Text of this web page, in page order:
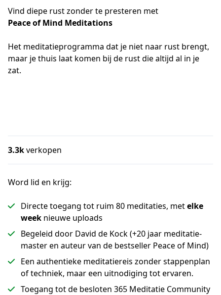
Vind diepe rust zonder te presteren met
Peace of Mind Meditations
Het meditatieprogramma dat je niet naar rust brengt,
maar je thuis laat komen bij de rust die altijd al in je
zat.
3.3kverkopen
Word lid en krijg:
Directe toegang tot ruim 80 meditaties, metelke
week nieuwe uploads
Begeleid door David de Kock (+20 jaar meditatie-
master en auteur van de bestseller Peace of Mind)
Een authentieke meditatiereis zonder stappenplan
of techniek, maar een uitnodiging tot ervaren.
Toegang tot de besloten 365 Meditatie Community